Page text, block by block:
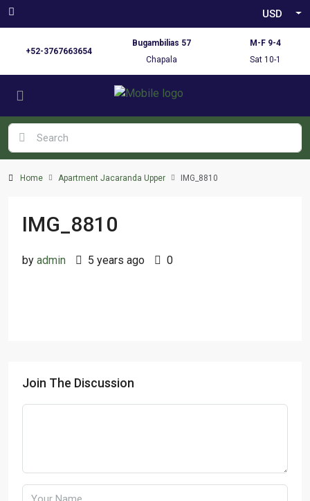
USD
+52-3767663654
Bugambilias 57
Chapala
M-F 9-4
Sat 10-1
Home Apartment Jacaranda Upper IMG_8810
IMG_8810
by admin 5 years ago 0
Join The Discussion